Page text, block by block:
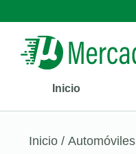
Inicio
Inicio / Automóviles